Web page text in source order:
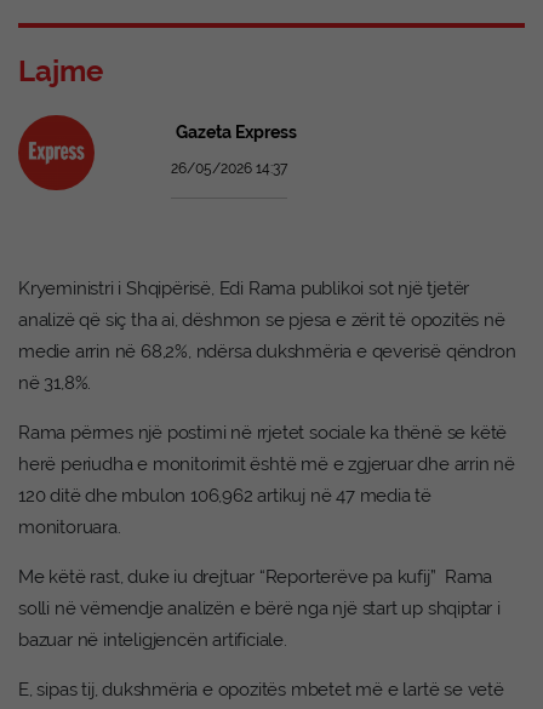
Lajme
Gazeta Express
26/05/2026 14:37
Kryeministri i Shqipërisë, Edi Rama publikoi sot një tjetër
analizë që siç tha ai, dëshmon se pjesa e zërit të opozitës në
medie arrin në 68,2%, ndërsa dukshmëria e qeverisë qëndron
në 31,8%.
Rama përmes një postimi në rrjetet sociale ka thënë se këtë
herë periudha e monitorimit është më e zgjeruar dhe arrin në
120 ditë dhe mbulon 106,962 artikuj në 47 media të
monitoruara.
Me këtë rast, duke iu drejtuar “Reporterëve pa kufij” Rama
solli në vëmendje analizën e bërë nga një start up shqiptar i
bazuar në inteligjencën artificiale.
E, sipas tij, dukshmëria e opozitës mbetet më e lartë se vetë